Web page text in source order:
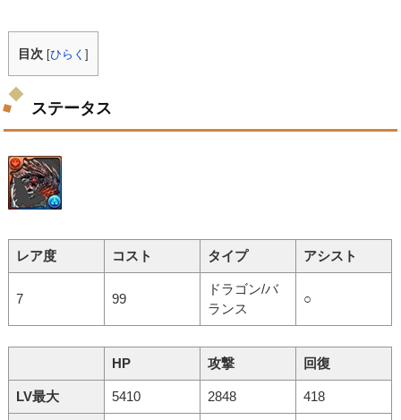
目次 [ひらく]
ステータス
レア度 コスト タイプ アシスト
7 99
ドラゴン/バ
ランス
○
HP 攻撃 回復
LV最大 5410 2848 418